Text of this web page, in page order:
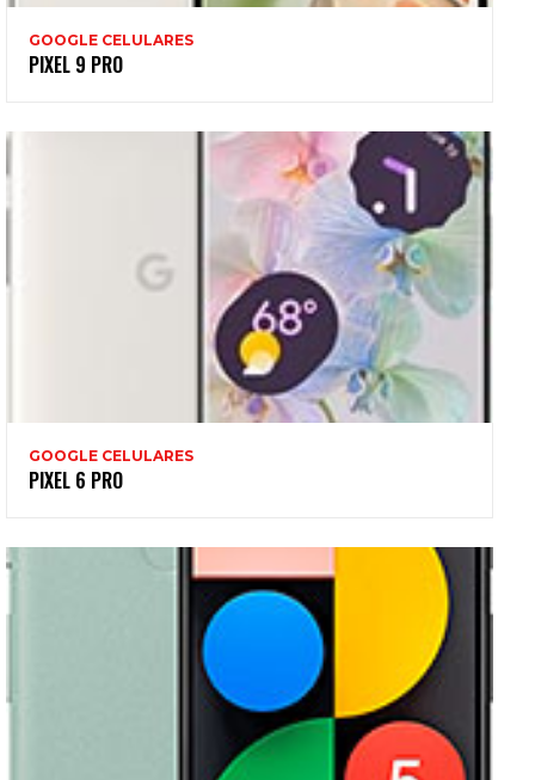
GOOGLE CELULARES
PIXEL 9 PRO
GOOGLE CELULARES
PIXEL 6 PRO